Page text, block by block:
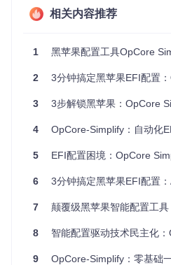
判断复
杂
容性列表
件编写
手动修改.plist文
件，易出错
多设备
率低
硬件配置
故障排
逐一检查配置项和
的手动操作压缩至分钟级完成，
解析智能配置引擎：四大
OpCore Simplify的核心优势在于
擎，四个关键模块形成完整的工
相关内容推荐
1 黑苹果配置工具OpCore Simplify：新手友
2 3分钟搞定黑苹果EFI配置：OpCore
3 3步解锁黑苹果：OpCore
4 OpCore-Simplify：自动化EFI
5 EFI配置困境：OpCore Simplify如何通过
6 3分钟搞定黑苹果EFI配置：AI驱动的自
7 颠覆级黑苹果智能配置工具：零基础也能一
8 智能配置驱动技术民主化：OpCore
9 OpCore-Simplify：零基础一站式黑苹果